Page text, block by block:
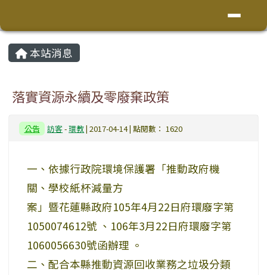
主內容區域
本站消息
落實資源永續及零廢棄政策
公告 訪客-環教| 2017-04-14 | 點閱數： 1620
一、依據行政院環境保護署「推動政府機
關、學校紙杯減量方
案」暨花蓮縣政府105年4月22日府環廢字第
1050074612號 、106年3月22日府環廢字第
1060056630號函辦理 。
二、配合本縣推動資源回收業務之垃圾分類
頁尾區域